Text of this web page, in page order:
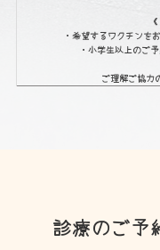
・希望するワクチンを
・小学生以上のご
ご理解ご協力
診療のご予